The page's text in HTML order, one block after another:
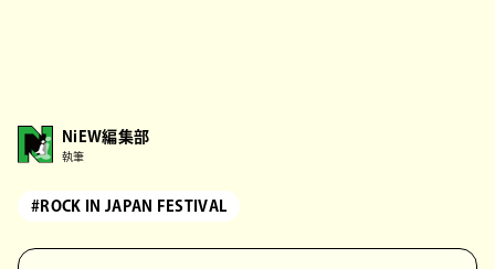
NiEW編集部
執筆
#ROCK IN JAPAN FESTIVAL